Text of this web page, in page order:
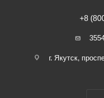
+8
г. Якутск,